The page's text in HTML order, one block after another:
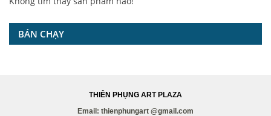
BÁN CHẠY
THIÊN PHỤNG ART PLAZA
Email: thienphungart @gmail.com